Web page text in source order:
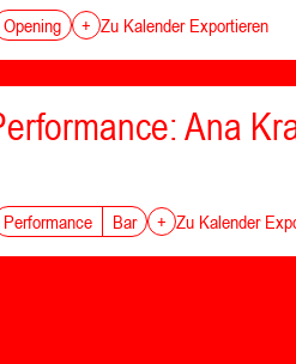
Opening + Zu Kalender Exportieren
Ana
Performance Bar + Zu Kalender